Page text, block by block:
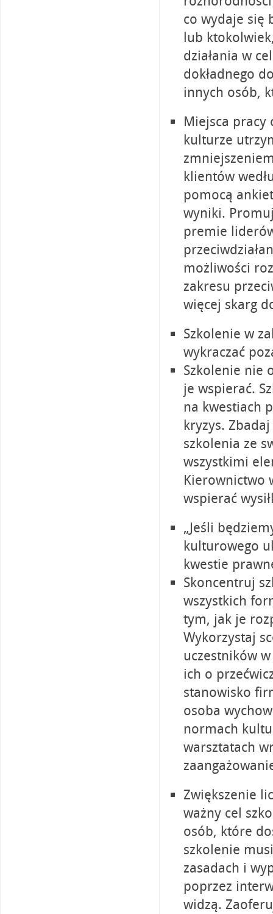
co wydaje się
lub
działania w
dokładnego
innych osób,
Miejsca pracy
kulturze
klientów
pomocą
wyniki.
premie
możliwości
zakresu
więcej skarg
Szkolenie w
wykraczać
Szkolenie nie
je wspierać.
na kwestiach
kryzys.
szkolenia ze
wszystkimi
Kierownictwo
wspierać
„Jeśli
kulturowego
kwestie
Skoncentruj
wszystkich
tym, jak je
Wykorzystaj
uczestników
ich o
stanowisko
osoba
normach
warsztatach
Zwiększenie
ważny cel
osób, które
szkolenie
zasadach i
poprzez
widzą.